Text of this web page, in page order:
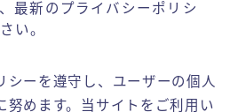
最新のプライバシーポリシ
い。
シーを遵守し、ユーザーの個人
努めます。当サイトをご利用い